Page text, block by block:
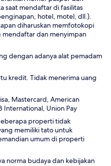
saat mendaftar di fasilitas
hotel, motel, dll.).
diharuskan memfotokopi
mendaftar dan menyimpan
dengan adanya alat pemadam
kredit. Tidak menerima uang
Mastercard, American
International, Union Pay
properti tidak
memiliki tato untuk
umum di properti
norma budaya dan kebijakan